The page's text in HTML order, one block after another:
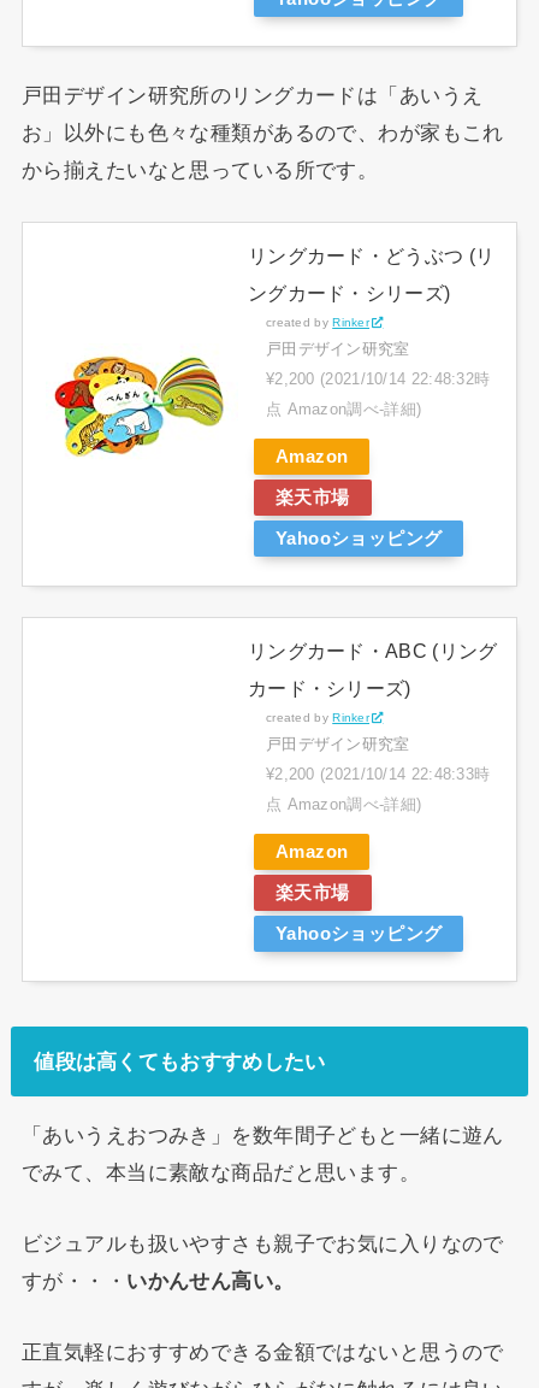
戸田デザイン研究所のリングカードは「あいうえ
お」以外にも色々な種類があるので、わが家もこれ
から揃えたいなと思っている所です。
リングカード・どうぶつ (リ
ングカード・シリーズ)
created by Rinker
戸田デザイン研究室
¥2,200 (2021/10/14 22:48:32時
点 Amazon調べ-詳細)
Amazon
楽天市場
Yahooショッピング
リングカード・ABC (リング
カード・シリーズ)
created byRinker
戸田デザイン研究室
¥2,200 (2021/10/14 22:48:33時
点 Amazon調べ-詳細)
Amazon
楽天市場
Yahooショッピング
値段は高くてもおすすめしたい
「あいうえおつみき」を数年間子どもと一緒に遊ん
でみて、本当に素敵な商品だと思います。
ビジュアルも扱いやすさも親子でお気に入りなので
すが・・・ いかんせん高い。
正直気軽におすすめできる金額ではないと思うので